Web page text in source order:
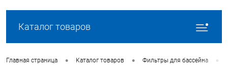
Каталог товаров
Главная страница • Каталог товаров • Фильтры для бассейна •